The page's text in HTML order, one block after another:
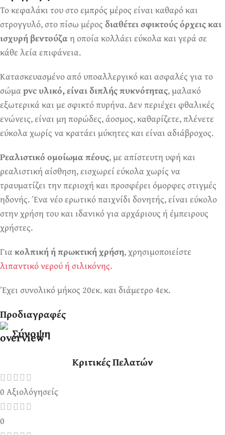
Ερωτικά Παιχνίδια
Πάντα! Black Friday!
Το κεφαλάκι του στο εμπρός μέρος είναι καθαρό και
στρογγυλό, στο πίσω μέροςδιαθέτει σφικτούς όρχεις και
ισχυρή βεντούζαη οποία κολλάει εύκολα και γερά σε
κάθε λεία επιφάνεια.
Κατασκευασμένο από υποαλλεργικό και ασφαλές για το
σώμαpvc υλικό, είναι διπλής πυκνότητας, μαλακό
εξωτερικά και με σφικτό πυρήνα. Δεν περιέχει φθαλικές
ενώνεις, είναι μη πορώδες, άοσμος, καθαρίζετε, πλένετε
εύκολα χωρίς να κρατάει μύκητες και είναι αδιάβροχος.
Ρεαλιστικό ομοίωμα πέους, με απίστευτη υφή και
ρεαλιστική αίσθηση, εισχωρεί εύκολα χωρίς να
τραυματίζει την περιοχή και προσφέρει όμορφες στιγμές
ηδονής. Ένα νέο ερωτικό παιχνίδι δονητής, είναι εύκολο
στην χρήση του και ιδανικό για αρχάριους ή έμπειρους
χρήστες.
Γιακολπική ή πρωκτική χρήση, χρησιμοποιείστε
λιπαντικό νερού ή σιλικόνης.
Έχει συνολικό μήκος 20εκ. και διάμετρο 4εκ.
Προδιαγραφές
Σύνοψη
Κριτικές Πελατών
0 Αξιολόγησείς
0